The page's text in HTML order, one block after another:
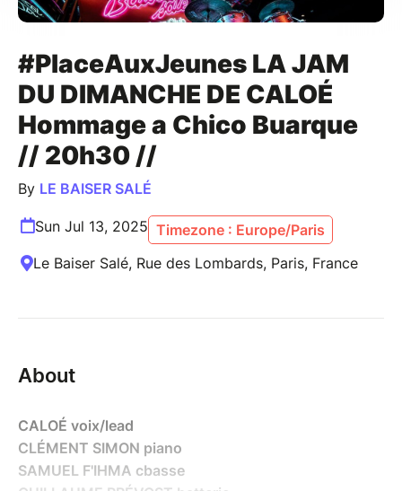
#PlaceAuxJeunes LA JAM
DU DIMANCHE DE CALOÉ
Hommage a Chico Buarque
// 20h30 //
By LE BAISER SALÉ
Sun Jul 13, 2025 Timezone : Europe/Paris
Le Baiser Salé, Rue des Lombards, Paris, France
About
CALOÉ voix/lead
CLÉMENT SIMON piano
SAMUEL F'IHMA cbasse